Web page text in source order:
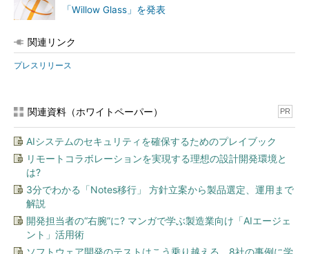
「Willow Glass」を発表
関連リンク
プレスリリース
関連資料（ホワイトペーパー） PR
AIシステムのセキュリティを確保するためのプレイブック
リモートコラボレーションを実現する理想の設計開発環境と
は?
3分でわかる「Notes移行」 方針立案から製品選定、運用まで
解説
開発担当者の“右腕”に? マンガで学ぶ製造業向け「AIエージェ
ント」活用術
ソフトウェア開発のテストはこう乗り越える、8社の事例に学